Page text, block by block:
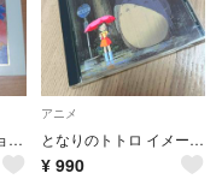
もののけ姫コレクション／α波オルゴール CD
アニメ
となりのトトロ イメージソング集
¥ 990